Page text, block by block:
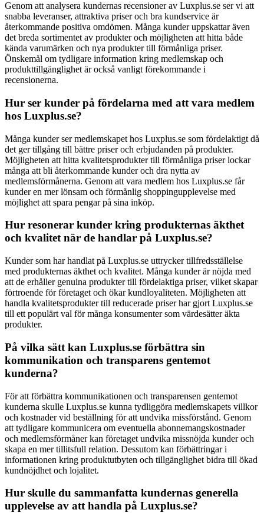
Genom att analysera kundernas recensioner av Luxplus.se ser vi att
snabba leveranser, attraktiva priser och bra kundservice är
återkommande positiva omdömen. Många kunder uppskattar även
det breda sortimentet av produkter och möjligheten att hitta både
kända varumärken och nya produkter till förmånliga priser.
Önskemål om tydligare information kring medlemskap och
produkttillgänglighet är också vanligt förekommande i
recensionerna.
Hur ser kunder på fördelarna med att vara medlem
hos Luxplus.se?
Många kunder ser medlemskapet hos Luxplus.se som fördelaktigt då
det ger tillgång till bättre priser och erbjudanden på produkter.
Möjligheten att hitta kvalitetsprodukter till förmånliga priser lockar
många att bli återkommande kunder och dra nytta av
medlemsförmånerna. Genom att vara medlem hos Luxplus.se får
kunder en mer lönsam och förmånlig shoppingupplevelse med
möjlighet att spara pengar på sina inköp.
Hur resonerar kunder kring produkternas äkthet
och kvalitet när de handlar på Luxplus.se?
Kunder som har handlat på Luxplus.se uttrycker tillfredsställelse
med produkternas äkthet och kvalitet. Många kunder är nöjda med
att de erhåller genuina produkter till fördelaktiga priser, vilket skapar
förtroende för företaget och ökar kundloyaliteten. Möjligheten att
handla kvalitetsprodukter till reducerade priser har gjort Luxplus.se
till ett populärt val för många konsumenter som värdesätter äkta
produkter.
På vilka sätt kan Luxplus.se förbättra sin
kommunikation och transparens gentemot
kunderna?
För att förbättra kommunikationen och transparensen gentemot
kunderna skulle Luxplus.se kunna tydliggöra medlemskapets villkor
och kostnader vid beställning för att undvika missförstånd. Genom
att tydligare kommunicera om eventuella abonnemangskostnader
och medlemsförmåner kan företaget undvika missnöjda kunder och
skapa en mer tillitsfull relation. Dessutom kan förbättringar i
informationen kring produktutbyten och tillgänglighet bidra till ökad
kundnöjdhet och lojalitet.
Hur skulle du sammanfatta kundernas generella
upplevelse av att handla på Luxplus.se?